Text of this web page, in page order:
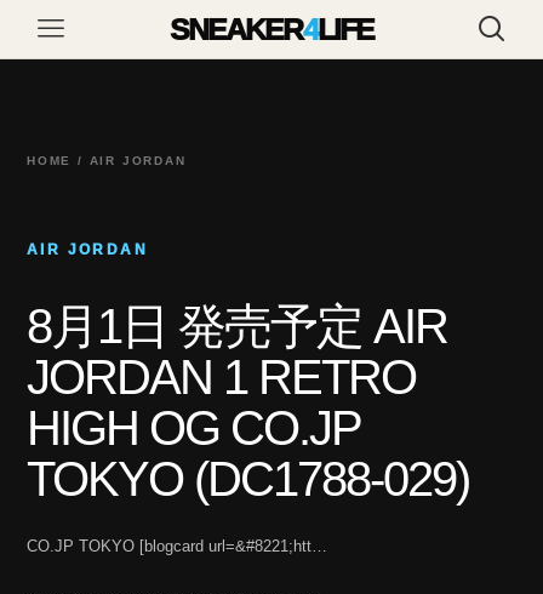
SNEAKER4LIFE
HOME / AIR JORDAN
AIR JORDAN
8月1日 発売予定 AIR
JORDAN 1 RETRO
HIGH OG CO.JP
TOKYO (DC1788-029)
CO.JP TOKYO [blogcard url=&#8221;htt…